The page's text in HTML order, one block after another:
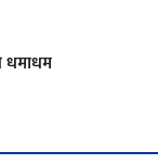
धमाधम